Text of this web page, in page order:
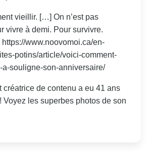
vieillir. […] On n’est pas
vivre à demi. Pour survivre.
https://www.noovomoi.ca/en-
potins/article/voici-comment-
souligne-son-anniversaire/
créatrice de contenu a eu 41 ans
Voyez les superbes photos de son